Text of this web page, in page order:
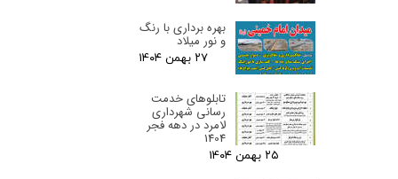
بهره برداری با رنگ
و نور میلاد
۲۷ بهمن ۰۴
تابلوهای خدمت
رسانی شهرداری
لامرد در دهه فجر
1404
۲۵ بهمن ۰۴